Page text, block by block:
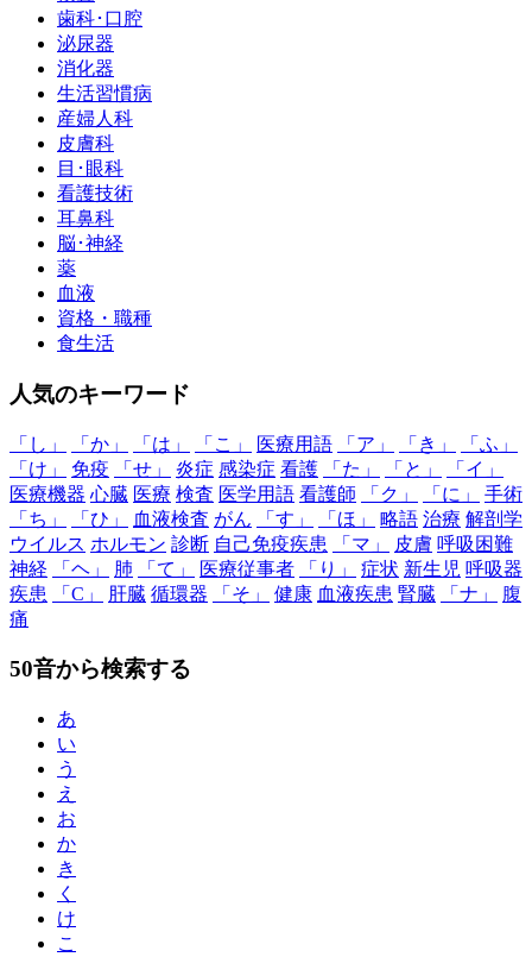
歯科･口腔
泌尿器
消化器
生活習慣病
産婦人科
皮膚科
目･眼科
看護技術
耳鼻科
脳･神経
薬
血液
資格・職種
食生活
人気のキーワード
「し」 「か」 「は」 「こ」 医療用語 「ア」 「き」
「ふ」
「け」
免疫 「せ」 炎症 感染症 看護 「た」 「と」
「イ」
医療機器 心臓 医療 検査 医学用語 看護師 「ク」 「に」
手術
「ち」
「ひ」 血液検査 がん 「す」 「ほ」 略語 治療 解剖学
ウイルス ホルモン 診断 自己免疫疾患 「マ」 皮膚 呼吸困難
神経
「ヘ」 肺 「て」 医療従事者 「り」 症状 新生児 呼吸器
疾患
「C」 肝臓 循環器 「そ」 健康 血液疾患 腎臓 「ナ」
腹
痛
50音から検索する
あ
い
う
え
お
か
き
く
け
こ